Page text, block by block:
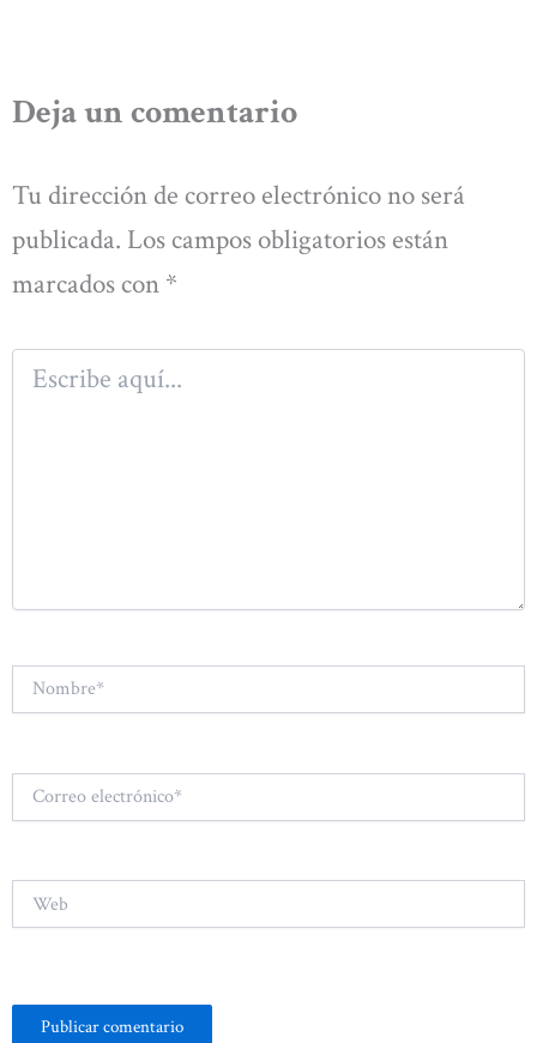
Deja un comentario
Tu dirección de correo electrónico no será
publicada. Los campos obligatorios están
marcados con *
Escribe
aquí...
Nombre*
electrónico*